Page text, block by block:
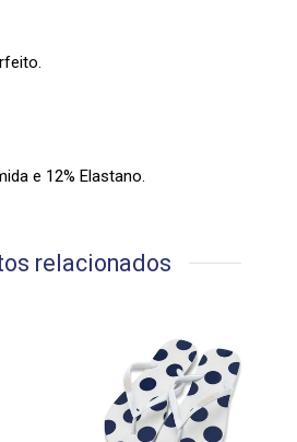
e 12% Elastano.
relacionados